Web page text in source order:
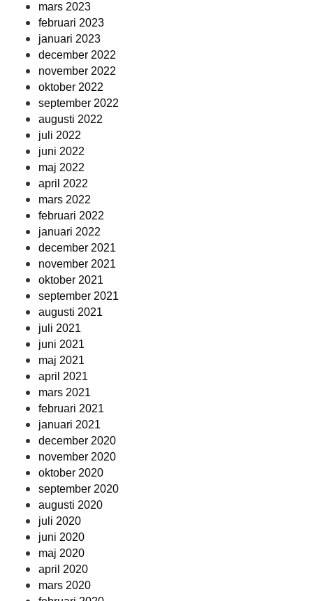
mars 2023
februari 2023
januari 2023
december 2022
november 2022
oktober 2022
september 2022
augusti 2022
juli 2022
juni 2022
maj 2022
april 2022
mars 2022
februari 2022
januari 2022
december 2021
november 2021
oktober 2021
september 2021
augusti 2021
juli 2021
juni 2021
maj 2021
april 2021
mars 2021
februari 2021
januari 2021
december 2020
november 2020
oktober 2020
september 2020
augusti 2020
juli 2020
juni 2020
maj 2020
april 2020
mars 2020